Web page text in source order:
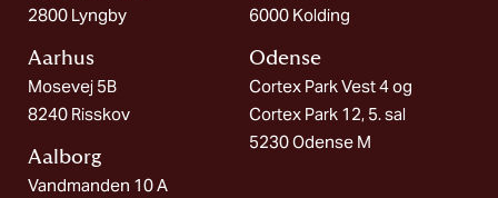
2800 Lyngby
Aarhus
Mosevej 5B
8240 Risskov
Aalborg​
Vandmanden 10 A
6000 Kolding
Odense
Cortex Park Vest 4 og
Cortex Park 12, 5. sal
5230 Odense M